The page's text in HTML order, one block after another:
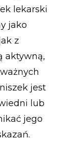
lekarski
jako
z
aktywną,
jest
lub
jego